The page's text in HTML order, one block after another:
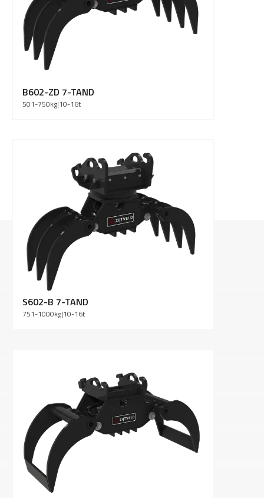
B602-ZD 7-TAND
501-750kg|10-16t
S602-B 7-TAND
751-1000kg|10-16t